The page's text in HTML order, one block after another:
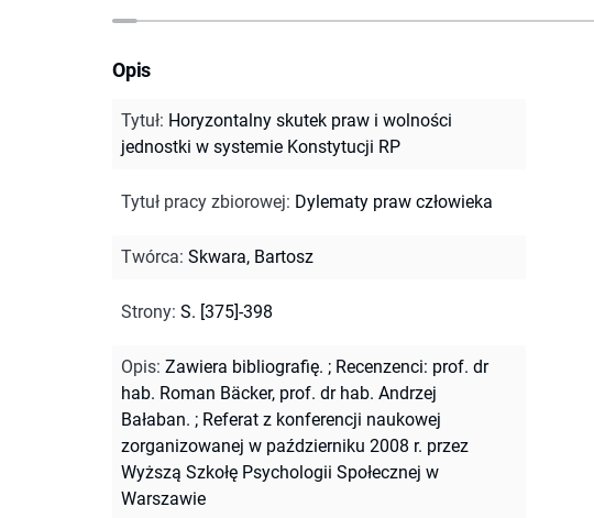
Opis
Tytuł: Horyzontalny skutek praw i wolności
jednostki w systemie Konstytucji RP
Tytuł pracy zbiorowej: Dylematy praw człowieka
Twórca: Skwara, Bartosz
Strony: S. [375]-398
Opis: Zawiera bibliografię. ; Recenzenci: prof. dr
hab. Roman Bäcker, prof. dr hab. Andrzej
Bałaban. ; Referat z konferencji naukowej
zorganizowanej w październiku 2008 r. przez
Wyższą Szkołę Psychologii Społecznej w
Warszawie